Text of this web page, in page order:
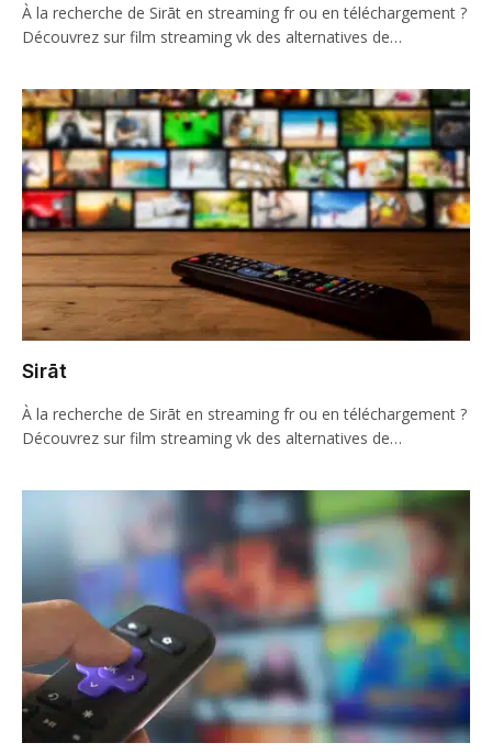
À la recherche de Sirāt en streaming fr ou en téléchargement ?
Découvrez sur film streaming vk des alternatives de…
Sirāt
À la recherche de Sirāt en streaming fr ou en téléchargement ?
Découvrez sur film streaming vk des alternatives de…